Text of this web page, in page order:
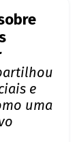
e
uma